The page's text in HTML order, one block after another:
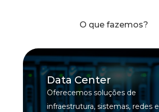
O que fazemos?
Data Center
Oferecemos soluções de
infraestrutura, sistemas, redes e